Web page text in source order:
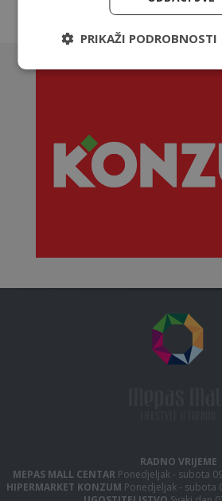
RADNO VRIJEME
MEPAS MALL CENTARPonedjeljak - subota
HIPERMARKET KONZUM Ponedjeljak - subota
PRIKAŽI PODROBNOSTI